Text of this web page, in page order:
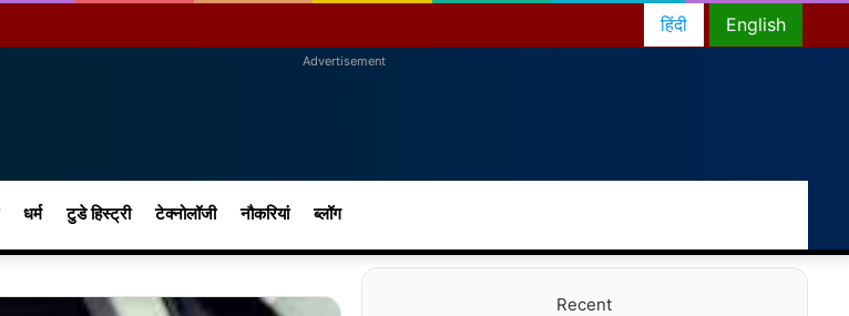
English
हिंदी
Advertisement
धर्म टुडे हिस्ट्री टेक्नोलॉजी नौकरियां ब्लॉग
for
skin
Recent